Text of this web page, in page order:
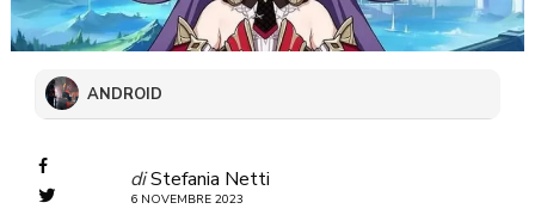
ANDROID
diStefania Netti
6 NOVEMBRE 2023